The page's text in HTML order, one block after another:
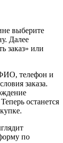
выберите
Далее
заказ» или
телефон и
заказа.
останется
по